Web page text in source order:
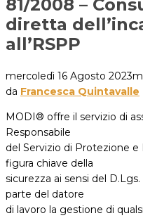
81/2008 –
diretta
all’RSPP
mercoledì 16 Agosto 2023
da Francesca Quintavalle
MODI® offre il servizio di
Responsabile
del Servizio di Protezione e
figura chiave della
sicurezza ai sensi del
parte del datore
di lavoro la gestione di